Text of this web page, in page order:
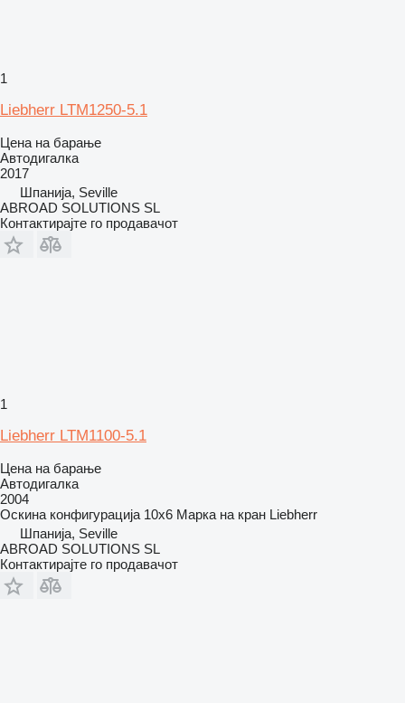
1
Liebherr LTM1250-5.1
Цена на барање
Автодигалка
2017
Шпанија, Seville
ABROAD SOLUTIONS SL
Контактирајте го продавачот
1
Liebherr LTM1100-5.1
Цена на барање
Автодигалка
2004
Оскина конфигурација 10x6 Марка на кран Liebherr
Шпанија, Seville
ABROAD SOLUTIONS SL
Контактирајте го продавачот